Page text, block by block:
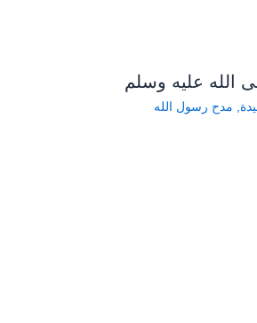
الله عليه وسلم
مدح رسول الله